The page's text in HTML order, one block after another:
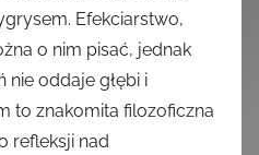
Efekciarstwo,
o nim pisać, jednak
nie oddaje głębi i
to znakomita filozoficzna
refleksji nad